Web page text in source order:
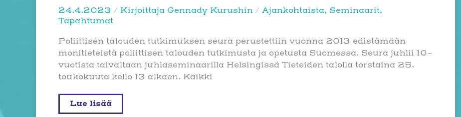
24.4.2023 / Kirjoittaja Gennady Kurushin / Ajankohtaista, Seminaarit,
Tapahtumat
Poliittisen talouden tutkimuksen seura perustettiin vuonna 2013 edistämään
monitieteistä poliittisen talouden tutkimusta ja opetusta Suomessa. Seura juhlii 10-
vuotista taivaltaan juhlaseminaarilla Helsingissä Tieteiden talolla torstaina 25.
toukokuuta kello 13 alkaen. Kaikki
Poliittisen
talouden
Lue lisää